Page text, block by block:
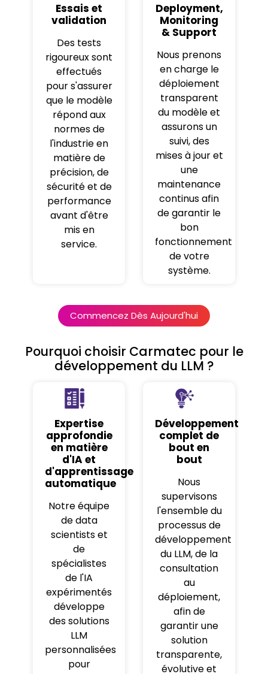
Essais et
validation
Des tests
rigoureux sont
effectués
pour s'assurer
que le modèle
répond aux
normes de
l'industrie en
matière de
précision, de
sécurité et de
performance
avant d'être
mis en
service.
Deployment,
Monitoring
& Support
Nous prenons
en charge le
déploiement
transparent
du modèle et
assurons un
suivi, des
mises à jour et
une
maintenance
continus afin
de garantir le
bon
fonctionnement
de votre
système.
Commencez Dès Aujourd'hui
Pourquoi choisir Carmatec pour le
développement du LLM ?
Expertise
approfondie
en matière
d'IA et
d'apprentissage
automatique
Notre équipe
de data
scientists et
de
spécialistes
de l'IA
expérimentés
développe
des solutions
LLM
personnalisées
pour
Développement
complet de
bout en
bout
Nous
supervisons
l'ensemble du
processus de
développement
du LLM, de la
consultation
au
déploiement,
afin de
garantir une
solution
transparente,
évolutive et